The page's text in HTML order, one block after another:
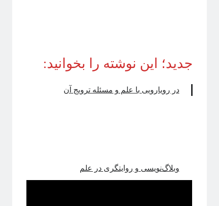
جدید؛ این نوشته را بخوانید:
در رویارویی با علم و مسئله ترویج آن
وبلاگ‌نویسی و روایتگری در علم